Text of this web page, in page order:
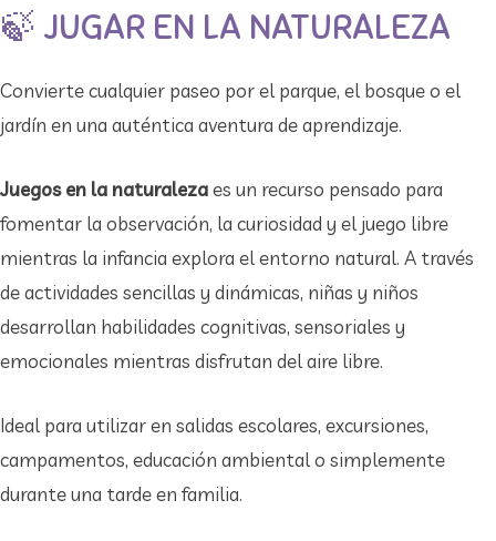
🍃 JUGAR EN LA NATURALEZA
Convierte cualquier paseo por el parque, el bosque o el
jardín en una auténtica aventura de aprendizaje.
Juegos en la naturalezaes un recurso pensado para
fomentar la observación, la curiosidad y el juego libre
mientras la infancia explora el entorno natural. A través
de actividades sencillas y dinámicas, niñas y niños
desarrollan habilidades cognitivas, sensoriales y
emocionales mientras disfrutan del aire libre.
Ideal para utilizar en salidas escolares, excursiones,
campamentos, educación ambiental o simplemente
durante una tarde en familia.